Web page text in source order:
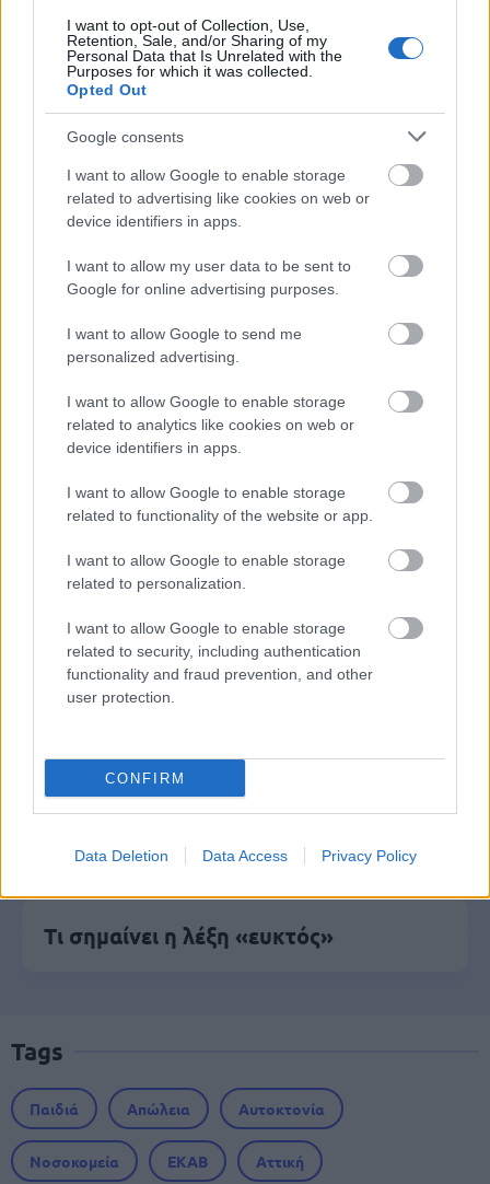
I want to opt-out of Collection, Use,
Retention, Sale, and/or Sharing of my
Personal Data that Is Unrelated with the
Purposes for which it was collected.
Opted Out
Google consents
I want to allow Google to enable storage
related to advertising like cookies on web or
device identifiers in apps.
I want to allow my user data to be sent to
Google for online advertising purposes.
I want to allow Google to send me
personalized advertising.
I want to allow Google to enable storage
related to analytics like cookies on web or
device identifiers in apps.
I want to allow Google to enable storage
related to functionality of the website or app.
I want to allow Google to enable storage
related to personalization.
I want to allow Google to enable storage
related to security, including authentication
functionality and fraud prevention, and other
user protection.
CONFIRM
Data Deletion Data Access Privacy Policy
ΑΣΕΠ: Εξ αποστάσεως η πιο Εύκολη
Πιστοποίηση Υπολογιστών σε 2
μέρες
Μάθε πρώτος όλες τις σημαντικές
Βάλε το proson.gr στα αποτελέσματα
αναζήτησης της Google
Δημοφιλείς Ειδήσεις
ΕΟΠΥΥ: Επίδομα έως 150 ευρώ – Ποιοι
ασφαλισμένοι το δικαιούνται
Προσλήψεις σε σχολεία: 1.116 θέσεις
εργασίας με απολυτήριο γυμνασίου
Τι σημαίνει η λέξη «ευκτός»
Tags
Παιδιά Απώλεια Αυτοκτονία
Νοσοκομεία ΕΚΑΒ Αττική